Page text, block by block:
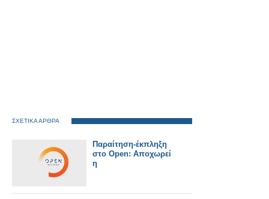
ΣΧΕΤΙΚΑ ΑΡΘΡΑ
Παραίτηση-έκπληξη
στο Open: Αποχωρεί
η